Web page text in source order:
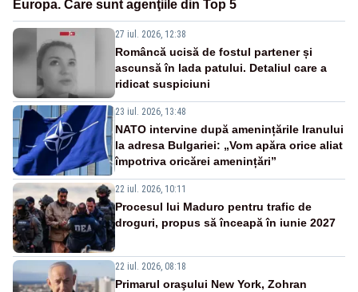
Europa. Care sunt agenţiile din Top 5
27 iul. 2026, 12:38
Româncă ucisă de fostul partener și
ascunsă în lada patului. Detaliul care a
ridicat suspiciuni
23 iul. 2026, 13:48
NATO intervine după amenințările Iranului
la adresa Bulgariei: „Vom apăra orice aliat
împotriva oricărei amenințări”
22 iul. 2026, 10:11
Procesul lui Maduro pentru trafic de
droguri, propus să înceapă în iunie 2027
22 iul. 2026, 08:18
Primarul oraşului New York, Zohran